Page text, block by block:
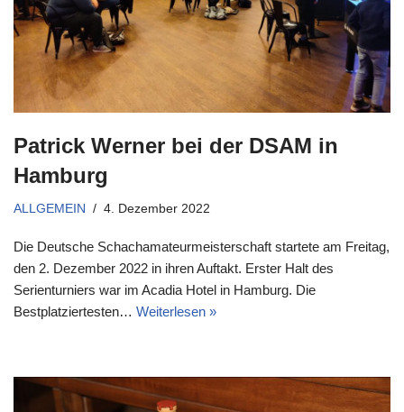
Patrick Werner bei der DSAM in
Hamburg
ALLGEMEIN 4. Dezember 2022
Die Deutsche Schachamateurmeisterschaft startete am Freitag,
den 2. Dezember 2022 in ihren Auftakt. Erster Halt des
Serienturniers war im Acadia Hotel in Hamburg. Die
Bestplatziertesten… Weiterlesen »